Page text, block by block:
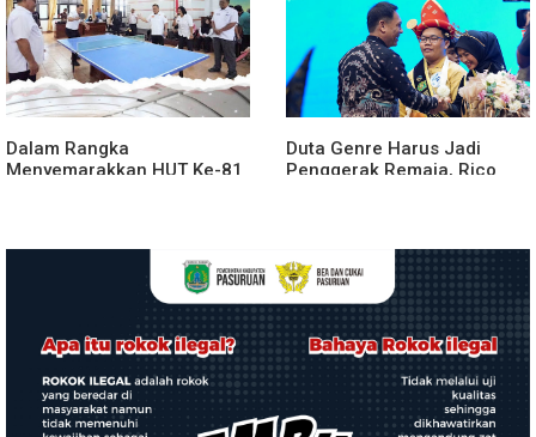
Dalam Rangka
Menyemarakkan HUT Ke-81
Duta Genre Harus Jadi
Penggerak Remaja, Rico